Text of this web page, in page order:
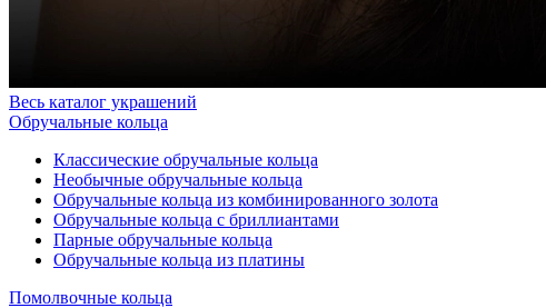
Весь каталог украшений
Обручальные кольца
Классические обручальные кольца
Необычные обручальные кольца
Обручальные кольца из комбинированного золота
Обручальные кольца с бриллиантами
Парные обручальные кольца
Обручальные кольца из платины
Помолвочные кольца